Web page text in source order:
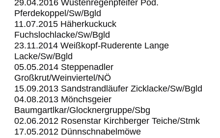
29.04.2016 Wüstenregenpfeifer Pod.
Pferdekoppel/Sw/Bgld
11.07.2015 Häherkuckuck
Fuchslochlacke/Sw/Bgld
23.11.2014 Weißkopf-Ruderente Lange
Lacke/Sw/Bgld
05.05.2014 Steppenadler
Großkrut/Weinviertel/NÖ
15.09.2013 Sandstrandläufer Zicklacke/Sw/Bgld
04.08.2013 Mönchsgeier
Baumgartlkar/Glocknergruppe/Sbg
02.06.2012 Rosenstar Kirchberger Teiche/Stmk
17.05.2012 Dünnschnabelmöwe